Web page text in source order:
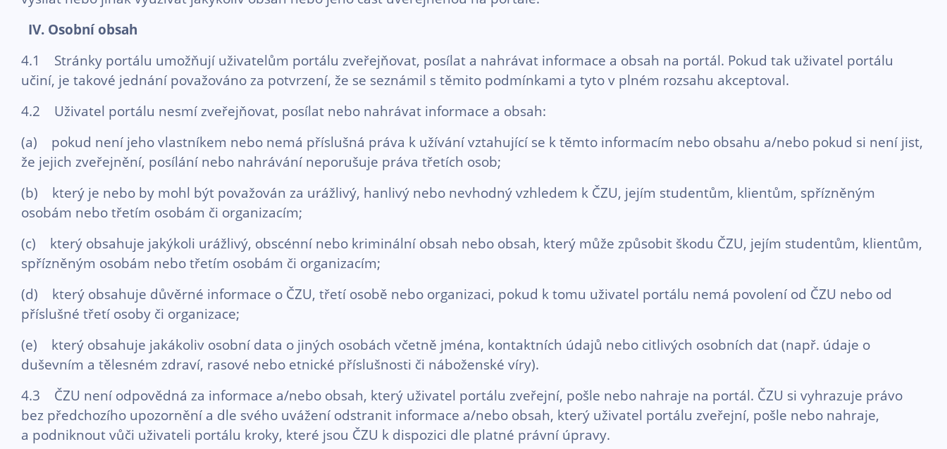
IV. Osobní obsah
4.1 Stránky portálu umožňují uživatelům portálu zveřejňovat, posílat a nahrávat informace a obsah na portál. Pokud tak uživatel portálu
učiní, je takové jednání považováno za potvrzení, že se seznámil s těmito podmínkami a tyto v plném rozsahu akceptoval.
4.2 Uživatel portálu nesmí zveřejňovat, posílat nebo nahrávat informace a obsah:
(a) pokud není jeho vlastníkem nebo nemá příslušná práva k užívání vztahující se k těmto informacím nebo obsahu a/nebo pokud si není jist,
že jejich zveřejnění, posílání nebo nahrávání neporušuje práva třetích osob;
(b) který je nebo by mohl být považován za urážlivý, hanlivý nebo nevhodný vzhledem k ČZU, jejím studentům, klientům, spřízněným
osobám nebo třetím osobám či organizacím;
(c) který obsahuje jakýkoli urážlivý, obscénní nebo kriminální obsah nebo obsah, který může způsobit škodu ČZU, jejím studentům, klientům,
spřízněným osobám nebo třetím osobám či organizacím;
(d) který obsahuje důvěrné informace o ČZU, třetí osobě nebo organizaci, pokud k tomu uživatel portálu nemá povolení od ČZU nebo od
příslušné třetí osoby či organizace;
(e) který obsahuje jakákoliv osobní data o jiných osobách včetně jména, kontaktních údajů nebo citlivých osobních dat (např. údaje o
duševním a tělesném zdraví, rasové nebo etnické příslušnosti či náboženské víry).
4.3 ČZU není odpovědná za informace a/nebo obsah, který uživatel portálu zveřejní, pošle nebo nahraje na portál. ČZU si vyhrazuje právo
bez předchozího upozornění a dle svého uvážení odstranit informace a/nebo obsah, který uživatel portálu zveřejní, pošle nebo nahraje,
a podniknout vůči uživateli portálu kroky, které jsou ČZU k dispozici dle platné právní úpravy.